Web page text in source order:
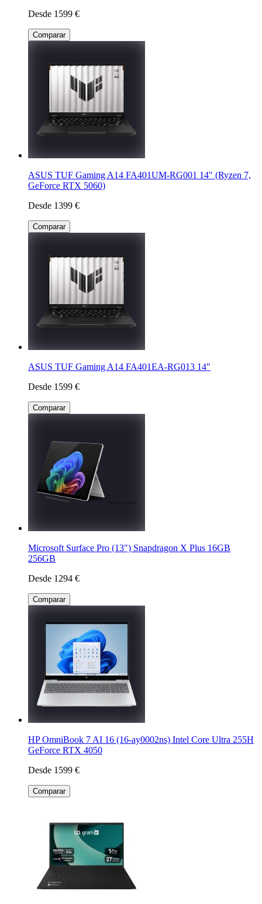
Desde 1599 €
Comparar
ASUS TUF Gaming A14 FA401UM-RG001 14" (Ryzen 7,
GeForce RTX 5060)
Desde 1399 €
Comparar
ASUS TUF Gaming A14 FA401EA-RG013 14"
Desde 1599 €
Comparar
Microsoft Surface Pro (13") Snapdragon X Plus 16GB
256GB
Desde 1294 €
Comparar
HP OmniBook 7 AI 16 (16-ay0002ns) Intel Core Ultra 255H
GeForce RTX 4050
Desde 1599 €
Comparar